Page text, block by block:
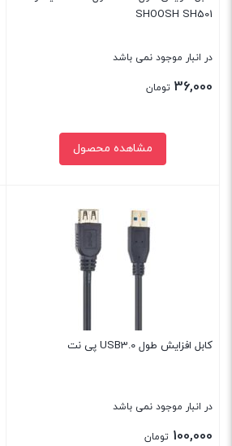
SHOOSH SH501
در انبار موجود نمی باشد
36,000 تومان
مشاهده محصول
کابل افزایش طول USB3.0 پی نت
در انبار موجود نمی باشد
100,000 تومان